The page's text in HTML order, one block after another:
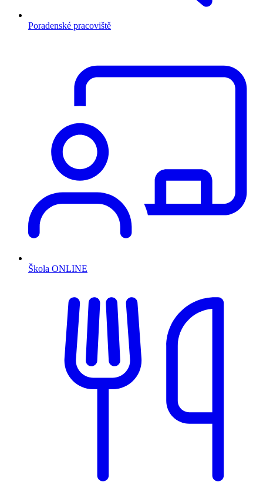
Poradenské pracoviště
Škola ONLINE